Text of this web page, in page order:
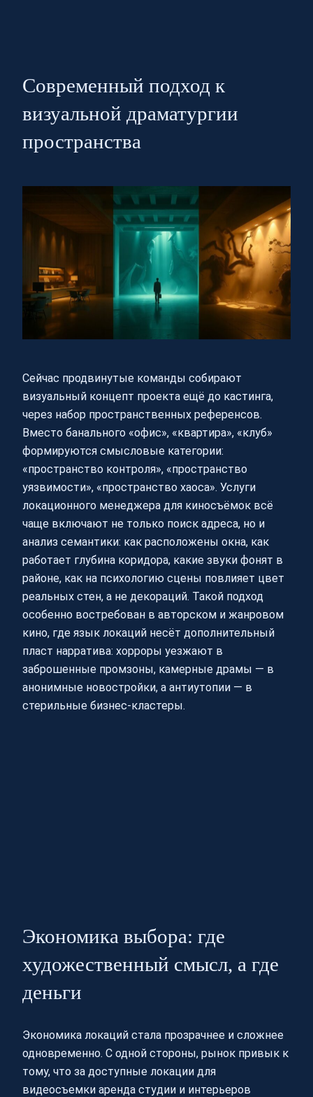
Современный подход к
визуальной драматургии
пространства
Сейчас продвинутые команды собирают
визуальный концепт проекта ещё до кастинга,
через набор пространственных референсов.
Вместо банального «офис», «квартира», «клуб»
формируются смысловые категории:
«пространство контроля», «пространство
уязвимости», «пространство хаоса». Услуги
локационного менеджера для киносъёмок всё
чаще включают не только поиск адреса, но и
анализ семантики: как расположены окна, как
работает глубина коридора, какие звуки фонят в
районе, как на психологию сцены повлияет цвет
реальных стен, а не декораций. Такой подход
особенно востребован в авторском и жанровом
кино, где язык локаций несёт дополнительный
пласт нарратива: хорроры уезжают в
заброшенные промзоны, камерные драмы — в
анонимные новостройки, а антиутопии — в
стерильные бизнес‑кластеры.
Экономика выбора: где
художественный смысл, а где
деньги
Экономика локаций стала прозрачнее и сложнее
одновременно. С одной стороны, рынок привык к
тому, что за доступные локации для
видеосъемки аренда студии и интерьеров